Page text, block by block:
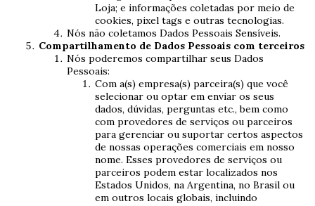
Loja; e informações coletadas por meio de
cookies, pixel tags e outras tecnologias.
Nós não coletamos Dados Pessoais Sensíveis.
Compartilhamento de Dados Pessoais com terceiros
Nós poderemos compartilhar seus Dados
Pessoais:
Com a(s) empresa(s) parceira(s) que você
selecionar ou optar em enviar os seus
dados, dúvidas, perguntas etc., bem como
com provedores de serviços ou parceiros
para gerenciar ou suportar certos aspectos
de nossas operações comerciais em nosso
nome. Esses provedores de serviços ou
parceiros podem estar localizados nos
Estados Unidos, na Argentina, no Brasil ou
em outros locais globais, incluindo